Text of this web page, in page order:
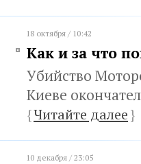
18 октября / 10:42
Как и за что
Убийство
Киеве
{Читайте далее}
10 декабря / 23:05